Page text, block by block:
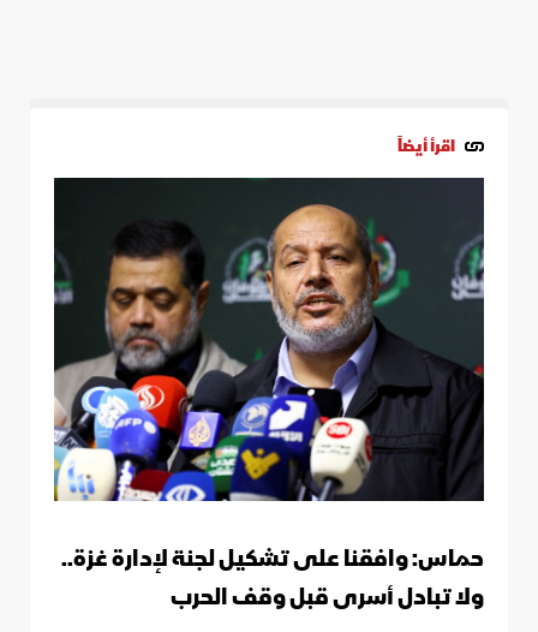
اقرأ أيضاً
حماس: وافقنا على تشكيل لجنة لإدارة غزة..
ولا تبادل أسرى قبل وقف الحرب